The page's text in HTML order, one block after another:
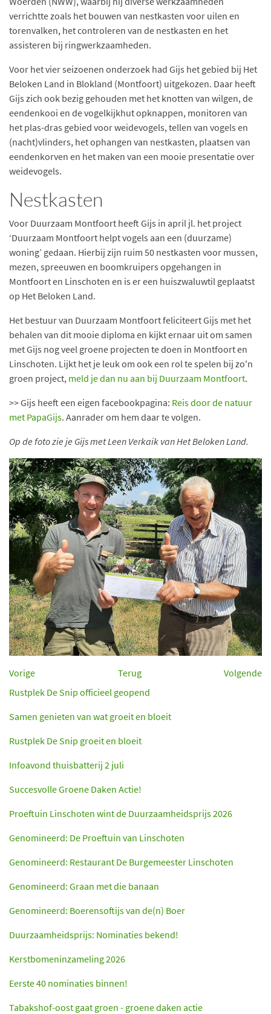
verrichtte zoals het bouwen van nestkasten voor uilen en
torenvalken, het controleren van de nestkasten en het
assisteren bij ringwerkzaamheden.
Voor het vier seizoenen onderzoek had Gijs het gebied bij Het
Beloken Land in Blokland (Montfoort) uitgekozen. Daar heeft
Gijs zich ook bezig gehouden met het knotten van wilgen, de
eendenkooi en de vogelkijkhut opknappen, monitoren van
het plas-dras gebied voor weidevogels, tellen van vogels en
(nacht)vlinders, het ophangen van nestkasten, plaatsen van
eendenkorven en het maken van een mooie presentatie over
weidevogels.
Nestkasten
Voor Duurzaam Montfoort heeft Gijs in april jl. het project
‘Duurzaam Montfoort helpt vogels aan een (duurzame)
woning’ gedaan. Hierbij zijn ruim 50 nestkasten voor mussen,
mezen, spreeuwen en boomkruipers opgehangen in
Montfoort en Linschoten en is er een huiszwaluwtil geplaatst
op Het Beloken Land.
Het bestuur van Duurzaam Montfoort feliciteert Gijs met het
behalen van dit mooie diploma en kijkt ernaar uit om samen
met Gijs nog veel groene projecten te doen in Montfoort en
Linschoten. Lijkt het je leuk om ook een rol te spelen bij zo'n
groen project, meld je dan nu aan bij Duurzaam Montfoort.
>> Gijs heeft een eigen facebookpagina: Reis door de natuur
met PapaGijs. Aanrader om hem daar te volgen.
Op de foto zie je Gijs met Leen Verkaik van Het Beloken Land.
Vorige Terug
Volgende
Rustplek De Snip officieel geopend
Samen genieten van wat groeit en bloeit
Rustplek De Snip groeit en bloeit
Infoavond thuisbatterij 2 juli
Succesvolle Groene Daken Actie!
Proeftuin Linschoten wint de Duurzaamheidsprijs 2026
Genomineerd: De Proeftuin van Linschoten
Genomineerd: Restaurant De Burgemeester Linschoten
Genomineerd: Graan met die banaan
Genomineerd: Boerensoftijs van de(n) Boer
Duurzaamheidsprijs: Nominaties bekend!
Kerstbomeninzameling 2026
Eerste 40 nominaties binnen!
Tabakshof-oost gaat groen - groene daken actie